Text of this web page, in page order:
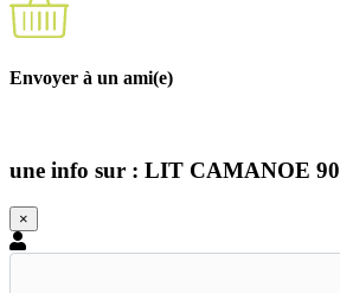
Envoyer à un ami(e)
une info sur : LIT CAMANOE 90
×